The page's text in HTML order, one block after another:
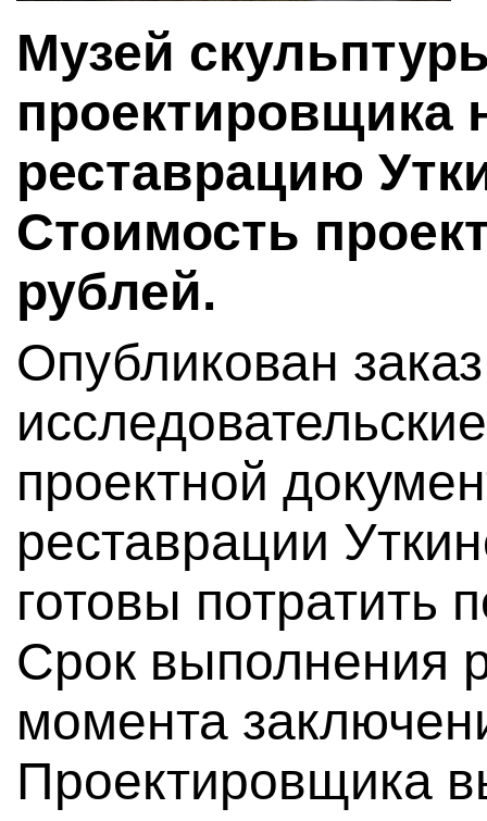
Музей
проектировщика
реставрацию
Стоимость
рублей.
Опубликован
проектной
реставрации
готовы потратить
Срок выполнения
момента
Проектировщика